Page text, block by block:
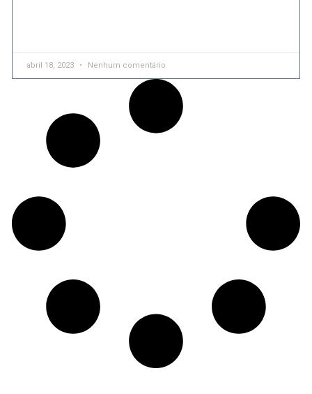
abril 18, 2023 Nenhum comentário